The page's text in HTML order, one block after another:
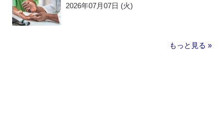
2026年07月07日 (火)
もっと見る »